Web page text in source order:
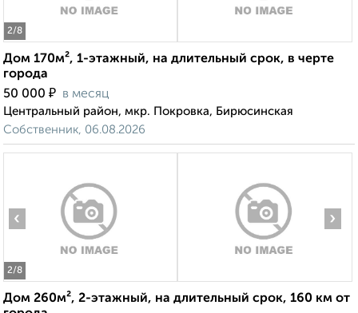
2/8
Дом 170м², 1-этажный, на длительный срок, в черте
города
50 000 ₽ в месяц
Центральный район, мкр. Покровка, Бирюсинская
Собственник, 06.08.2026
2/8
‹ ›
Дом 260м², 2-этажный, на длительный срок, 160 км от